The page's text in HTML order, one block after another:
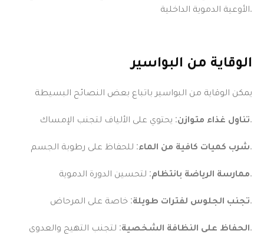
الأوعية الدموية الداخلية.
الوقاية من البواسير
يمكن الوقاية من البواسير باتباع بعض النصائح البسيطة
تناول غذاء متوازن: يحتوي على الألياف لتجنب الإمساك.
شرب كميات كافية من الماء: للحفاظ على رطوبة الجسم.
ممارسة الرياضة بانتظام: لتحسين الدورة الدموية.
تجنب الجلوس لفترات طويلة: خاصة على المرحاض.
الحفاظ على النظافة الشخصية: لتجنب التهيج والعدوى.